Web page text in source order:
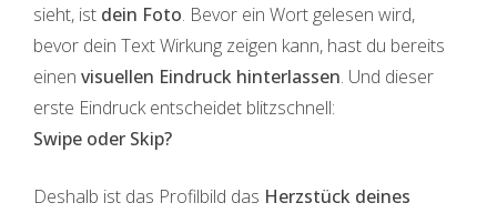
sieht, ist dein Foto. Bevor ein Wort gelesen wird,
bevor dein Text Wirkung zeigen kann, hast du bereits
einen visuellen Eindruck hinterlassen. Und dieser
erste Eindruck entscheidet blitzschnell:
Swipe oder Skip?
Deshalb ist das Profilbild das Herzstück deines